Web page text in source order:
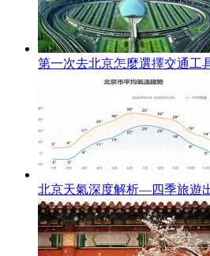
第一次去北京怎麼選擇交通工
北京天氣深度解析—四季旅遊